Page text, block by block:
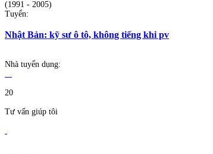
(1991 - 2005)
Tuyển:
Nhật Bản: kỹ sư ô tô, không tiếng khi pv
Nhà tuyển dụng:
20
Tư vấn giúp tôi